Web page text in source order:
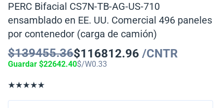
PERC Bifacial CS7N-TB-AG-US-710
ensamblado en EE. UU. Comercial 496 paneles
por contenedor (carga de camión)
$139455.36$116812.96 /CNTR
Guardar $22642.40$/W0.33